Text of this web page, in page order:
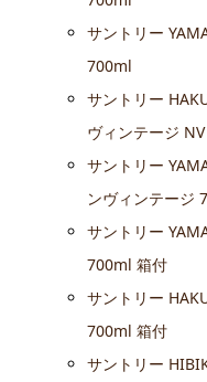
サントリー
700ml
サントリー
ヴィンテージ
サントリー
ンヴィンテージ
サントリー
700ml 箱付
サントリー
700ml 箱付
サントリー